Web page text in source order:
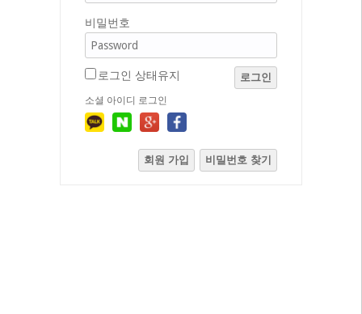
비밀번호
로그인 상태유지 로그인
소셜 아이디 로그인
회원 가입 비밀번호 찾기